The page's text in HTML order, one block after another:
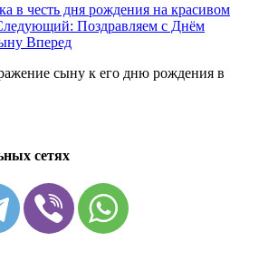
в честь дня рождения на красивом
Поздравляем с Днём
Вперед
сетях